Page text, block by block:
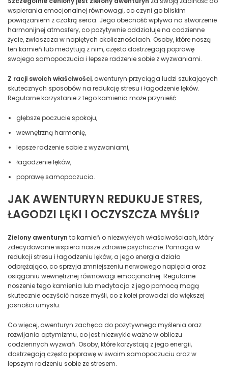
wspierania emocjonalnej równowagi, co czyni go bliskim
powiązaniem z czakrą serca. Jego obecność wpływa na stworzenie
harmonijnej atmosfery, co pozytywnie oddziałuje na codzienne
życie, zwłaszcza w napiętych okolicznościach. Osoby, które noszą
ten kamień lub medytują z nim, często dostrzegają poprawę
swojego samopoczucia i lepsze radzenie sobie z wyzwaniami.
Z racji swoich właściwości, awenturyn przyciąga ludzi szukających
skutecznych sposobów na redukcję stresu i łagodzenie lęków.
Regularne korzystanie z tego kamienia może przynieść:
głębsze poczucie spokoju,
wewnętrzną harmonię,
lepsze radzenie sobie z wyzwaniami,
łagodzenie lęków,
poprawę samopoczucia.
JAK AWENTURYN REDUKUJE STRES,
ŁAGODZI LĘKI I OCZYSZCZA MYŚLI?
Zielony awenturyn to kamień o niezwykłych właściwościach, który
zdecydowanie wspiera nasze zdrowie psychiczne. Pomaga w
redukcji stresu i łagodzeniu lęków, a jego energia działa
odprężająco, co sprzyja zmniejszeniu nerwowego napięcia oraz
osiąganiu wewnętrznej równowagi emocjonalnej. Regularne
noszenie tego kamienia lub medytacja z jego pomocą mogą
skutecznie oczyścić nasze myśli, co z kolei prowadzi do większej
jasności umysłu.
Co więcej, awenturyn zachęca do pozytywnego myślenia oraz
rozwijania optymizmu, co jest niezwykle ważne w obliczu
codziennych wyzwań. Osoby, które korzystają z jego energii,
dostrzegają często poprawę w swoim samopoczuciu oraz w
lepszym radzeniu sobie ze stresem.